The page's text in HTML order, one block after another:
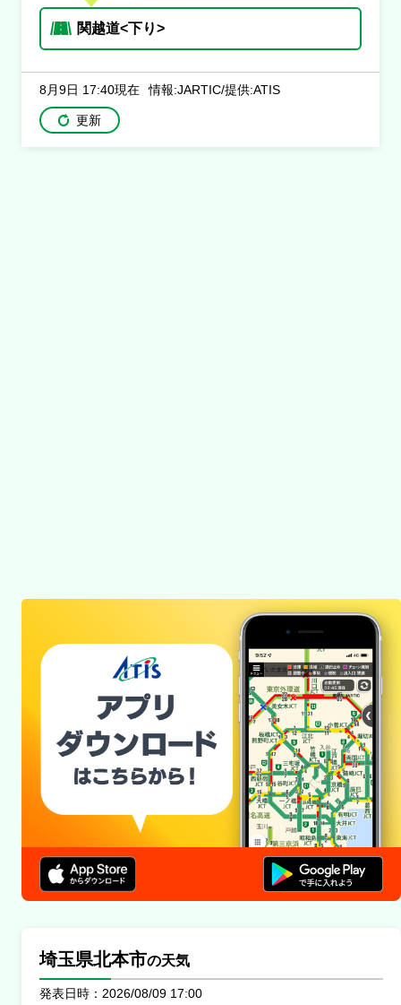
埼玉県北本市の天気
発表日時：2026/08/09 17:00
関越道<下り>
8月9日 17:40現在 情報:JARTIC/提供:ATIS
更新